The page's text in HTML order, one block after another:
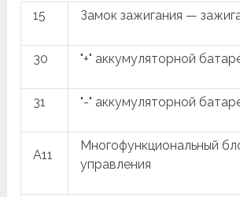
15 Замок зажигания —
30 "+" аккумуляторной
31 "-" аккумуляторной
A11
Многофункциональный
управления